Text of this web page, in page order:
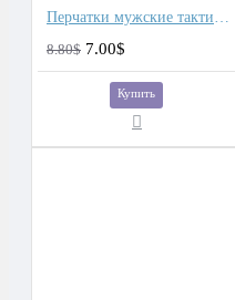
Перчатки мужские тактические для сенсорных экранов, подкладка плюш
8.80$ 7.00$
Купить